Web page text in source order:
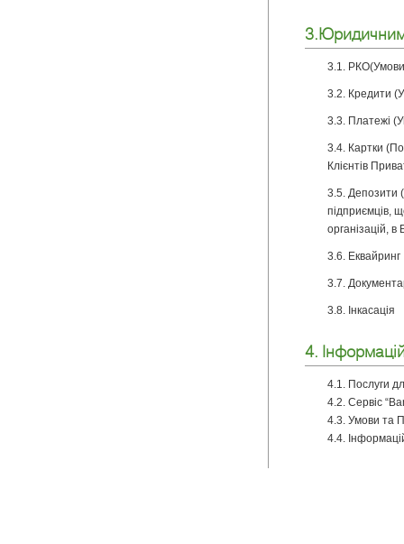
3.1. РКО(Умови
3.2. Кредити
3.3. Платежі
3.4. Картки
Клієнтів
3.5. Депозити
підприємців,
організацій, в
3.6. Еквайринг
3.7.
3.8. Інкасація
4.
4.1. Послуги
4.2. Сервіс
4.3. Умови та
4.4.